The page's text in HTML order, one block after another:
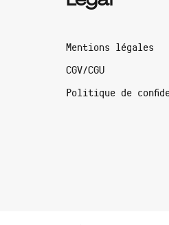
Mentions légales
CGV/CGU
Politique de